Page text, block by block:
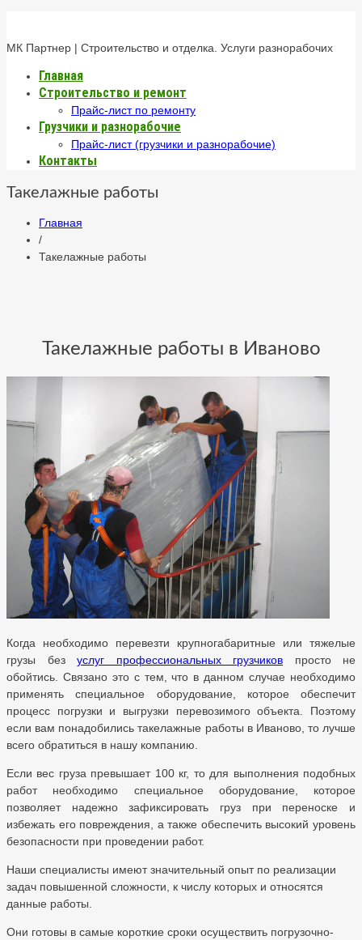
МК Партнер | Строительство и отделка. Услуги разнорабочих
Главная
Строительство и ремонт
Прайс-лист по ремонту
Грузчики и разнорабочие
Прайс-лист (грузчики и разнорабочие)
Контакты
Такелажные работы
Главная
/
Такелажные работы
Такелажные работы в Иваново
Когда необходимо перевезти крупногабаритные или тяжелые
грузы без услуг профессиональных грузчиков просто не
обойтись. Связано это с тем, что в данном случае необходимо
применять специальное оборудование, которое обеспечит
процесс погрузки и выгрузки перевозимого объекта. Поэтому
если вам понадобились такелажные работы в Иваново, то лучше
всего обратиться в нашу компанию.
Если вес груза превышает 100 кг, то для выполнения подобных
работ необходимо специальное оборудование, которое
позволяет надежно зафиксировать груз при переноске и
избежать его повреждения, а также обеспечить высокий уровень
безопасности при проведении работ.
Наши специалисты имеют значительный опыт по реализации
задач повышенной сложности, к числу которых и относятся
данные работы.
Они готовы в самые короткие сроки осуществить погрузочно-